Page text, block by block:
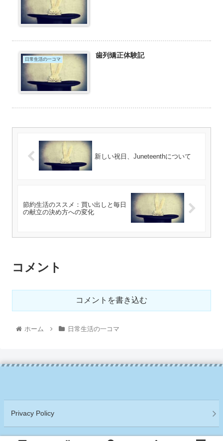
日常生活の一コマ 歯列矯正体験記
新しい祝日、Juneteenthについて
節約生活のススメ：買い出しと毎日
の献立の決め方への変化
コメント
コメントを書き込む
ホーム 日常生活の一コマ
Privacy Policy